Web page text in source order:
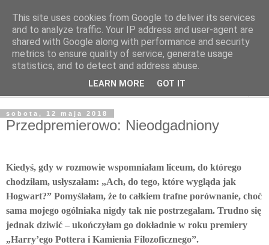
Poczytaj dziecku
BLOG O KSIĄŻKACH DLA DZIECI I MŁODZIEŻY
sobota, 12 maja 2018
Przedpremierowo: Nieodgadniony
Kiedyś, gdy w rozmowie wspomniałam liceum, do którego
chodziłam, usłyszałam: „Ach, do tego, które wygląda jak
Hogwart?” Pomyślałam, że to całkiem trafne porównanie, choć
sama mojego ogólniaka nigdy tak nie postrzegałam. Trudno się
jednak dziwić – ukończyłam go dokładnie w roku premiery
„Harry’ego Pottera i Kamienia Filozoficznego”.
This site uses cookies from Google to deliver its services
and to analyze traffic. Your IP address and user-agent are
shared with Google along with performance and security
metrics to ensure quality of service, generate usage
statistics, and to detect and address abuse.
LEARN MORE GOT IT